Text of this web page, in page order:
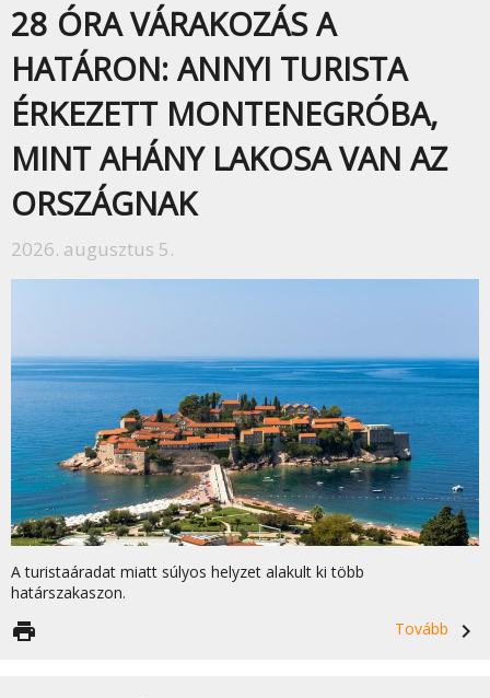
28 ÓRA VÁRAKOZÁS A
HATÁRON: ANNYI TURISTA
ÉRKEZETT MONTENEGRÓBA,
MINT AHÁNY LAKOSA VAN AZ
ORSZÁGNAK
2026. augusztus 5.
A turistaáradat miatt súlyos helyzet alakult ki több
határszakaszon.
Tovább
navigate_next
print